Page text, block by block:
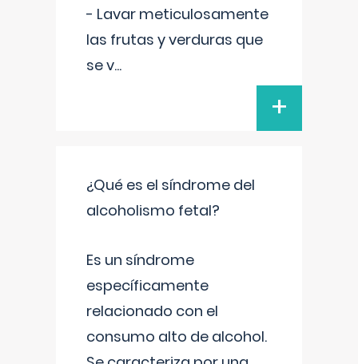
- Lavar meticulosamente
las frutas y verduras que
se v...
+
¿Qué es el síndrome del
alcoholismo fetal?
Es un síndrome
específicamente
relacionado con el
consumo alto de alcohol.